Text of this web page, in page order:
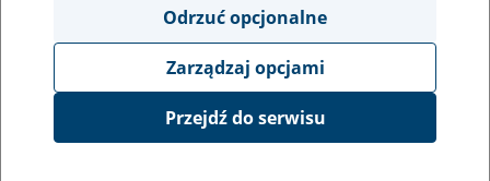
obsługa klientów
Event description
Platforma Usług Elektronicznych eZUS
Odrzuć opcjonalne
Zarządzaj opcjami
Przejdź do serwisu